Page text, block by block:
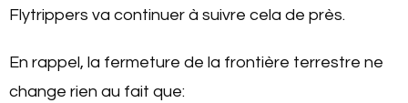
Flytrippers va continuer à suivre cela de près.
En rappel, la fermeture de la frontière terrestre ne
change rien au fait que: